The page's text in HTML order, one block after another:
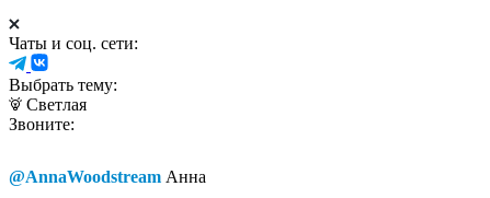
Чаты и соц. сети:
Выбрать тему:
Светлая
Звоните:
@AnnaWoodstream Анна